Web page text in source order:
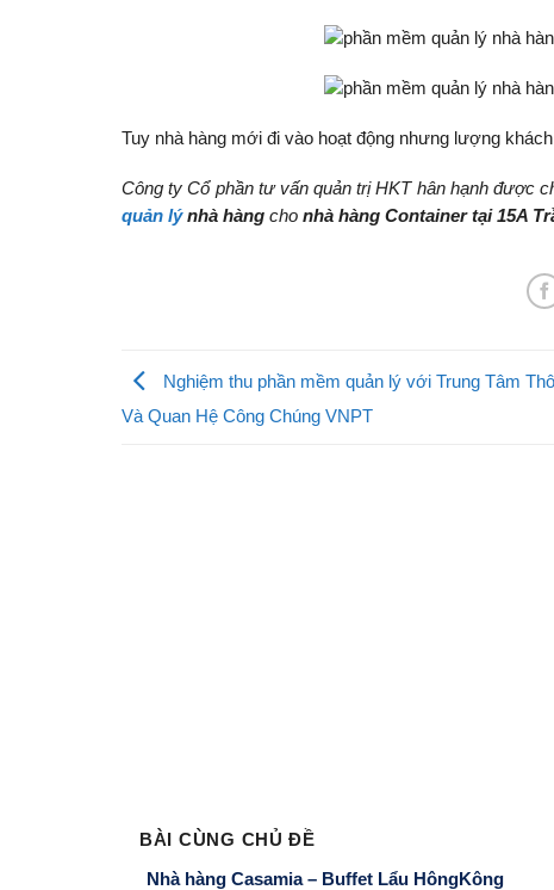
Tuy nhà hàng mới đi vào hoạt động nhưng lượng
Công ty Cổ phần tư vấn quản trị HKT hân hạnh được
quản lýnhà hàng cho nhà hàng Container tại 15A
Nghiệm thu phần mềm quản lý với Trung Tâm
Và Quan Hệ Công Chúng VNPT
BÀI CÙNG CHỦ ĐỀ
Nhà hàng Casamia – Buffet Lẩu HôngKông